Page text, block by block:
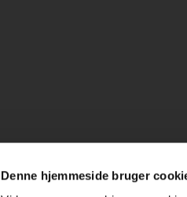
Denne hjemmeside bruger